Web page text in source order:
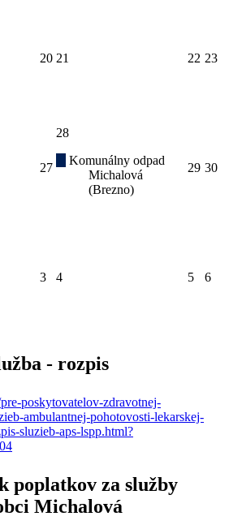
20 21 22 23
27
28
Komunálny odpad
Michalová
(Brezno)
29 30
3 4 5 6
- rozpis
poplatkov za služby
Michalová